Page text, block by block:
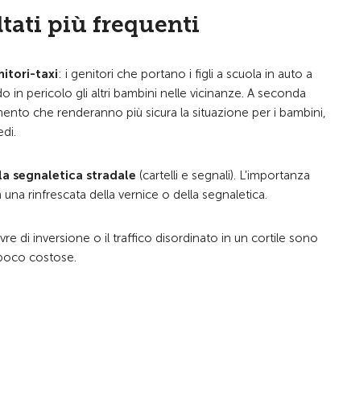
più frequenti
taxi: i genitori che portano i figli a scuola in auto a
pericolo gli altri bambini nelle vicinanze. A seconda
che renderanno più sicura la situazione per i bambini,
segnaletica stradale (cartelli e segnali). L'importanza
rinfrescata della vernice o della segnaletica.
di inversione o il traffico disordinato in un cortile sono
costose.